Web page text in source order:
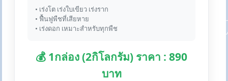
• เร่งโต เร่งใบเขียว เร่งราก
• ฟื้นฟูพืชที่เสียหาย
• เร่งดอก เหมาะสำหรับทุกพืช
💰 1กล่อง (2กิโลกรัม) ราคา : 890
บาท